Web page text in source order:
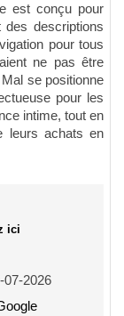
est conçu pour
descriptions
pour tous
ne pas être
se positionne
pour les
intime, tout en
leurs achats en
ici
07-2026